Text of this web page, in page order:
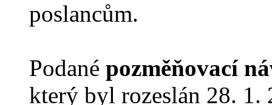
poslancům.
Podané pozměňovací
který byl rozeslán 28. 1.